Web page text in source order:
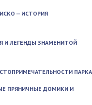
— ИСТОРИЯ
И ЛЕГЕНДЫ ЗНАМЕНИТОЙ
ПАРКА
ПРЯНИЧНЫЕ ДОМИКИ И